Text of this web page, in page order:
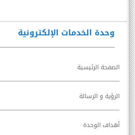
وحدة الخدمات الإلكترونية
الصفحة الرئيسية
الرؤية و الرسالة
أهداف الوحدة